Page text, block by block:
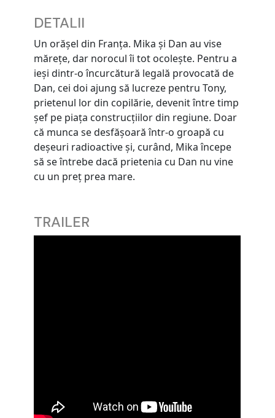
DETALII
Un orășel din Franța. Mika și Dan au vise
mărețe, dar norocul îi tot ocolește. Pentru a
ieși dintr-o încurcătură legală provocată de
Dan, cei doi ajung să lucreze pentru Tony,
prietenul lor din copilărie, devenit între timp
șef pe piața construcțiilor din regiune. Doar
că munca se desfășoară într-o groapă cu
deșeuri radioactive și, curând, Mika începe
să se întrebe dacă prietenia cu Dan nu vine
cu un preț prea mare.
TRAILER